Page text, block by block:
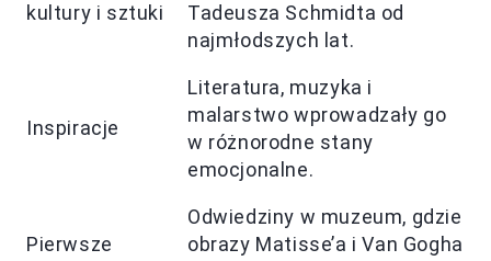
kultury i sztuki
Tadeusza Schmidta od
najmłodszych lat.
Inspiracje
Literatura, muzyka i
malarstwo wprowadzały go
w różnorodne stany
emocjonalne.
Pierwsze
Odwiedziny w muzeum, gdzie
obrazy Matisse’a i Van Gogha